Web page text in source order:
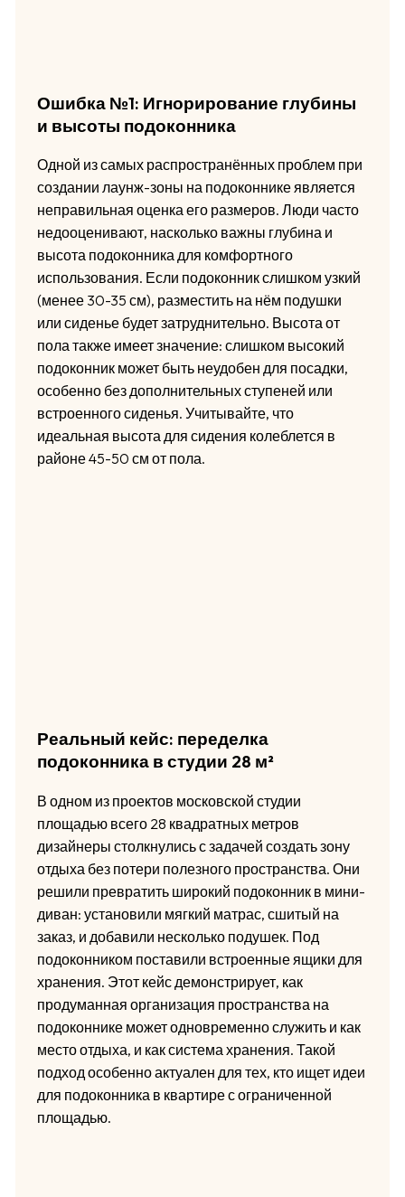
Ошибка №1: Игнорирование глубины
и высоты подоконника
Одной из самых распространённых проблем при
создании лаунж-зоны на подоконнике является
неправильная оценка его размеров. Люди часто
недооценивают, насколько важны глубина и
высота подоконника для комфортного
использования. Если подоконник слишком узкий
(менее 30-35 см), разместить на нём подушки
или сиденье будет затруднительно. Высота от
пола также имеет значение: слишком высокий
подоконник может быть неудобен для посадки,
особенно без дополнительных ступеней или
встроенного сиденья. Учитывайте, что
идеальная высота для сидения колеблется в
районе 45-50 см от пола.
Реальный кейс: переделка
подоконника в студии 28 м²
В одном из проектов московской студии
площадью всего 28 квадратных метров
дизайнеры столкнулись с задачей создать зону
отдыха без потери полезного пространства. Они
решили превратить широкий подоконник в мини-
диван: установили мягкий матрас, сшитый на
заказ, и добавили несколько подушек. Под
подоконником поставили встроенные ящики для
хранения. Этот кейс демонстрирует, как
продуманная организация пространства на
подоконнике может одновременно служить и как
место отдыха, и как система хранения. Такой
подход особенно актуален для тех, кто ищет идеи
для подоконника в квартире с ограниченной
площадью.